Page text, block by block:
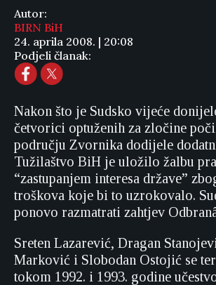
Autor:
BIRN BiH
24. aprila 2008. | 20:08
Podjeli članak:
Nakon što je Sudsko vijeće
četvorici optuženih za zločine
području Zvornika dodijele
Tužilaštvo BiH je uložilo žalbu
“zastupanjem interesa države”
troškova koje bi to uzrokovalo.
ponovo razmatrati zahtjev
Sreten Lazarević, Dragan
Marković i Slobodan Ostojić se
tokom 1992. i 1993. godine